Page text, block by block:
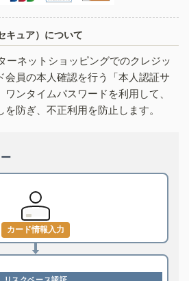
キュア）について
ーネットショッピングでのクレジッ
会員の本人確認を行う「本人認証サ
ンタイムパスワードを利用して、
防ぎ、不正利用を防止します。
カード情報入力